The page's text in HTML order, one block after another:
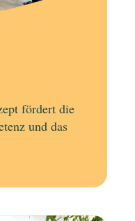
fördert die
und das